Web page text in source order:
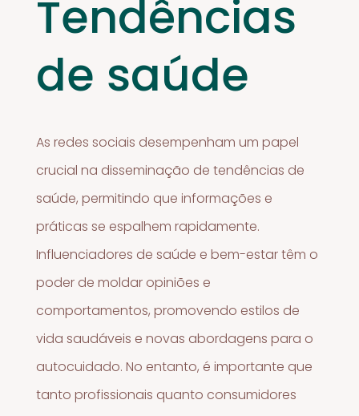
Tendências
de saúde
As redes sociais desempenham um papel
crucial na disseminação de tendências de
saúde, permitindo que informações e
práticas se espalhem rapidamente.
Influenciadores de saúde e bem-estar têm o
poder de moldar opiniões e
comportamentos, promovendo estilos de
vida saudáveis e novas abordagens para o
autocuidado. No entanto, é importante que
tanto profissionais quanto consumidores